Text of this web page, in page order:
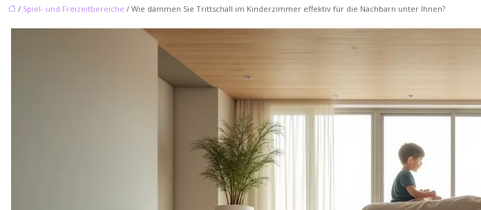
/ Spiel- und Freizeitbereiche / Wie dämmen Sie Trittschall im Kinderzimmer effektiv für die Nachbarn unter Ihnen?